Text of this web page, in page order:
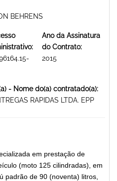
BEHRENS
Ano da Assinatura
do Contrato:
2015
- Nome do(a) contratado(a):
RAPIDAS LTDA. EPP
em prestação de
(moto 125 cilindradas), em
padrão de 90 (noventa) litros,